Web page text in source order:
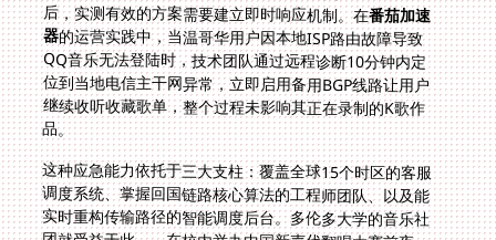
后，实测有效的方案需要建立即时响应机制。在番茄加速
器的运营实践中，当温哥华用户因本地ISP路由故障导致
QQ音乐无法登陆时，技术团队通过远程诊断10分钟内定
位到当地电信主干网异常，立即启用备用BGP线路让用户
继续收听收藏歌单，整个过程未影响其正在录制的K歌作
品。
这种应急能力依托于三大支柱：覆盖全球15个时区的客服
调度系统、掌握回国链路核心算法的工程师团队、以及能
实时重构传输路径的智能调度后台。多伦多大学的音乐社
团就受益于此——在校内举办中国新声代翻唱大赛前夜，
主创发现参赛者集体无法加载原唱伴奏，技术人员通过分
析路由器日志锁定校园网新启用的DPI防火墙策略，仅用